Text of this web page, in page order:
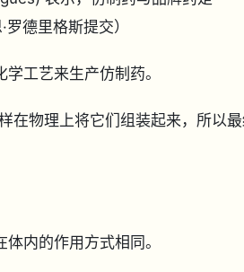
·罗德里格斯提交）
工艺来生产仿制药。
在物理上将它们组装起来，所以
内的作用方式相同。